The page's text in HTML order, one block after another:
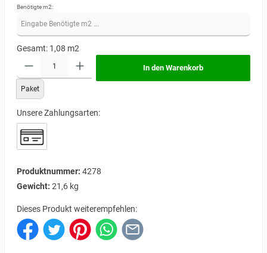
Benötigte m2:
Gesamt: 1,08 m2
Paket
In den Warenkorb
Unsere Zahlungsarten:
Produktnummer: 4278
Gewicht: 21,6 kg
Dieses Produkt weiterempfehlen: